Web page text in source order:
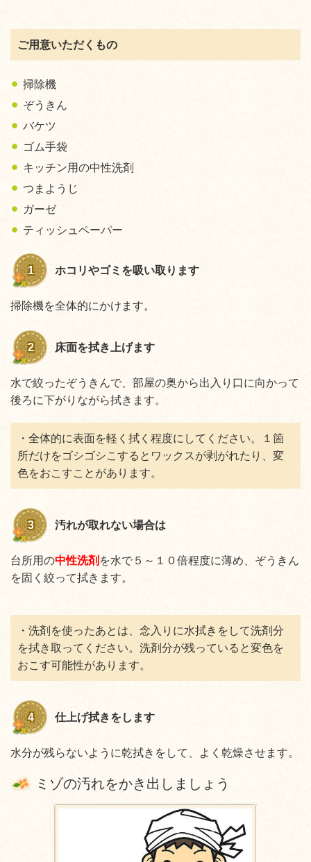
ご用意いただくもの
掃除機
ぞうきん
バケツ
ゴム手袋
キッチン用の中性洗剤
つまようじ
ガーゼ
ティッシュペーパー
1 ホコリやゴミを吸い取ります
掃除機を全体的にかけます。
2 床面を拭き上げます
水で絞ったぞうきんで、部屋の奥から出入り口に向かって
後ろに下がりながら拭きます。
・全体的に表面を軽く拭く程度にしてください。１箇
所だけをゴシゴシこするとワックスが剥がれたり、変
色をおこすことがあります。
3 汚れが取れない場合は
台所用の中性洗剤 を水で５～１０倍程度に薄め、ぞうきん
を固く絞って拭きます。
・洗剤を使ったあとは、念入りに水拭きをして洗剤分
を拭き取ってください。洗剤分が残っていると変色を
おこす可能性があります。
4 仕上げ拭きをします
水分が残らないように乾拭きをして、よく乾燥させます。
ミゾの汚れをかき出しましょう